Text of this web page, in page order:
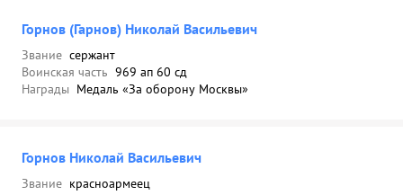
Горнов (Гарнов) Николай Васильевич
Звание сержант
Воинская часть 969 ап 60 сд
Награды Медаль «За оборону Москвы»
Горнов Николай Васильевич
Звание красноармеец